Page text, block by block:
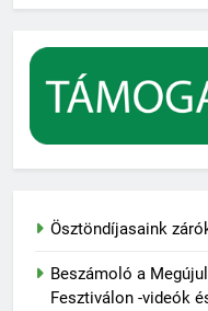
Ösztöndíjasaink
Beszámoló a
Fesztiválon -videók